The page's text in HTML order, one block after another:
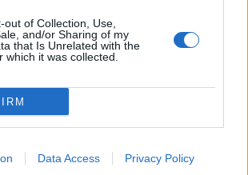
out of Collection, Use,
and/or Sharing of my
that Is Unrelated with the
which it was collected.
Data Access Privacy Policy